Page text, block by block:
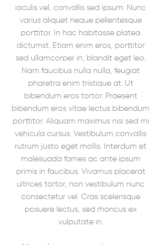
iaculis vel, convallis sed ipsum. Nunc
varius aliquet neque pellentesque
porttitor. In hac habitasse platea
dictumst. Etiam enim eros, porttitor
sed ullamcorper in, blandit eget leo.
Nam faucibus nulla nulla, feugiat
pharetra enim tristique at. Ut
bibendum eros tortor. Praesent
bibendum eros vitae lectus bibendum
porttitor. Aliquam maximus nisi sed mi
vehicula cursus. Vestibulum convallis
rutrum justo eget mollis. Interdum et
malesuada fames ac ante ipsum
primis in faucibus. Vivamus placerat
ultrices tortor, non vestibulum nunc
consectetur vel. Cras scelerisque
posuere lectus, sed rhoncus ex
vulputate in.